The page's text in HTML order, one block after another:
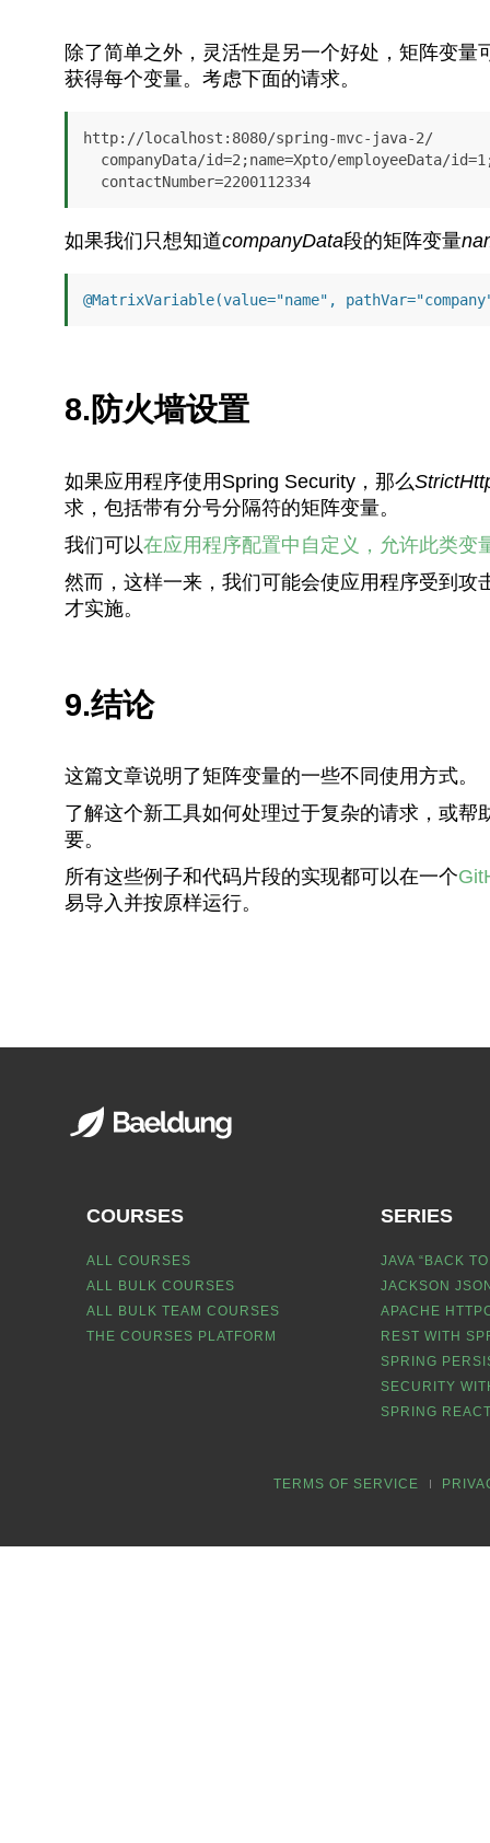
除了简单之外，灵活性是另一个好处，矩阵变
获得每个变量。考虑下面的请求。
http://localhost:8080/spring-mvc-java-2/
  contactNumber=2200112334
如果我们只想知道companyData段的矩阵变量
@MatrixVariable(value="name",
8.防火墙设置
如果应用程序使用Spring Security，那么
求，包括带有分号分隔符的矩阵变量。
我们可以在应用程序配置中自定义 ，允许此类
然而，这样一来，我们可能会使应用程序受到
才实施。
9.结论
这篇文章说明了矩阵变量的一些不同使用方式。
了解这个新工具如何处理过于复杂的请求，或
要。
所有这些例子和代码片段的实现都可以在一个
易导入并按原样运行。
COURSES
ALL COURSES
ALL BULK COURSES
ALL BULK TEAM COURSES
THE COURSES PLATFORM
SERIES
JAVA “BACK
JACKSON
APACHE
REST WITH
SPRING
SECURITY
SPRING
TERMS OF SERVICE